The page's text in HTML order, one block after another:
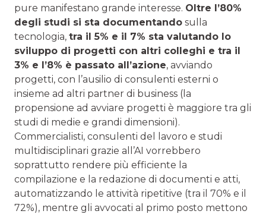
pure manifestano grande interesse. Oltre l’80%
degli studi si sta documentando sulla
tecnologia, tra il 5% e il 7% sta valutando lo
sviluppo di progetti con altri colleghi e tra il
3% e l’8% è passato all’azione, avviando
progetti, con l’ausilio di consulenti esterni o
insieme ad altri partner di business (la
propensione ad avviare progetti è maggiore tra gli
studi di medie e grandi dimensioni).
Commercialisti, consulenti del lavoro e studi
multidisciplinari grazie all’AI vorrebbero
soprattutto rendere più efficiente la
compilazione e la redazione di documenti e atti,
automatizzando le attività ripetitive (tra il 70% e il
72%), mentre gli avvocati al primo posto mettono